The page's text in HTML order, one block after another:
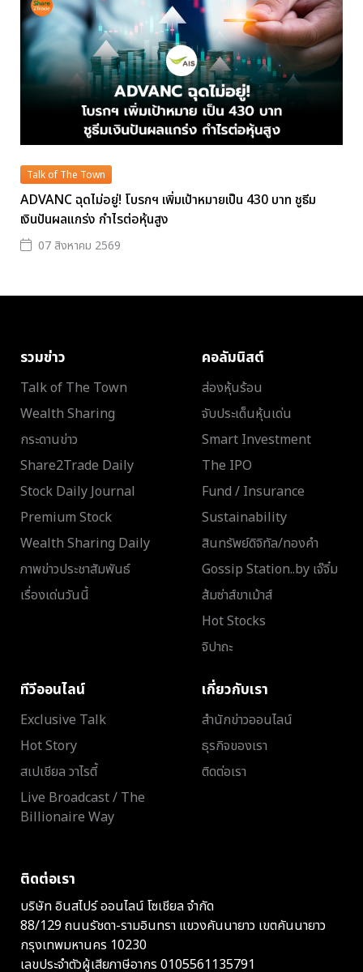
Talk of The Town
ADVANC ฉุดไม่อยู่! โบรกฯ เพิ่มเป้าหมายเป็น 430 บาท ชูธีม
เงินปันผลแกร่ง กำไรต่อหุ้นสูง
07 สิงหาคม 2569
รวมข่าว
Talk of The Town
Wealth Sharing
กระดานข่าว
Share2Trade Daily
Stock Daily Journal
Premium Stock
Wealth Sharing Daily
ภาพข่าวประชาสัมพันธ์
เรื่องเด่นวันนี้
คอลัมนิสต์
ส่องหุ้นร้อน
จับประเด็นหุ้นเด่น
Smart Investment
The IPO
Fund / Insurance
Sustainability
สินทรัพย์ดิจิทัล/ทองคำ
Gossip Station..by เจ๊จิ๋ม
ส้มซ่าส์ขาเม้าส์
Hot Stocks
จิปาถะ
ทีวีออนไลน์
Exclusive Talk
Hot Story
สเปเชียล วาไรตี้
Live Broadcast / The
Billionaire Way
เกี่ยวกับเรา
สำนักข่าวออนไลน์
ธุรกิจของเรา
ติดต่อเรา
ติดต่อเรา
บริษัท อินสไปร์ ออนไลน์ โซเชียล จำกัด
88/129 ถนนรัชดา-รามอินทรา แขวงคันนายาว เขตคันนายาว
กรุงเทพมหานคร 10230
เลขประจำตัวผู้เสียภาษีอากร 0105561135791